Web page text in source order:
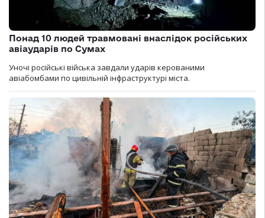
Понад 10 людей травмовані внаслідок російських
авіаударів по Сумах
Уночі російські війська завдали ударів керованими
авіабомбами по цивільній інфраструктурі міста.